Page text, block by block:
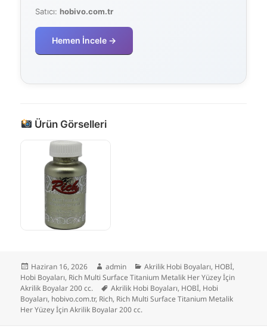
Satıcı:hobivo.com.tr
Hemen İncele →
Ürün Görselleri
Yayın
tarihi
Haziran 16, 2026 Yazar
admin Kategoriler
Akrilik Hobi Boyaları, HOBİ,
Hobi Boyaları, Rich Multi Surface Titanium Metalik Her Yüzey İçin
Akrilik Boyalar 200 cc.
Etiketler
Akrilik Hobi Boyaları, HOBİ, Hobi
Boyaları, hobivo.com.tr, Rich, Rich Multi Surface Titanium Metalik
Her Yüzey İçin Akrilik Boyalar 200 cc.